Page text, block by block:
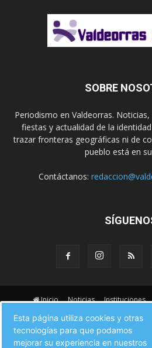
SOBRE
Periodismo en Valdeorras.
fiestas y actualidad de la
trazar fronteras geográficas ni de
pueblo está en
Contáctanos:
Inicio Noticias Instituciones
Turismo en Valdeorras
CAMINO DE
Sucesos
Esta página utiliza cookies y otras
tecnologías para que podamos
mejorar su experiencia en nuestros